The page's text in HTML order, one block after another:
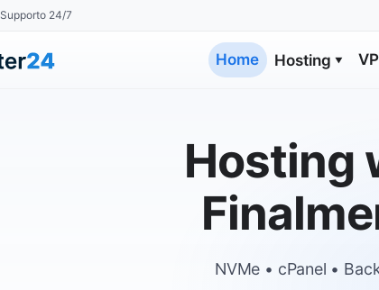
Supporto 24/7
Home Hosting ▼
Hosting
NVMe • cPanel •